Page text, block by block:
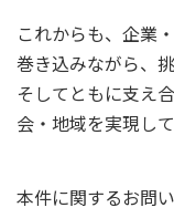
これからも、企業
巻き込みながら、
そしてともに支え
会・地域を実現して
本件に関するお問